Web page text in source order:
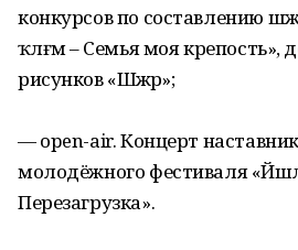
конкурсов по составлению
ҡәлғәм – Семья моя крепость»,
рисунков «Шәжәрә»;
— open-air. Концерт
молодёжного фестиваля
Перезагрузка».